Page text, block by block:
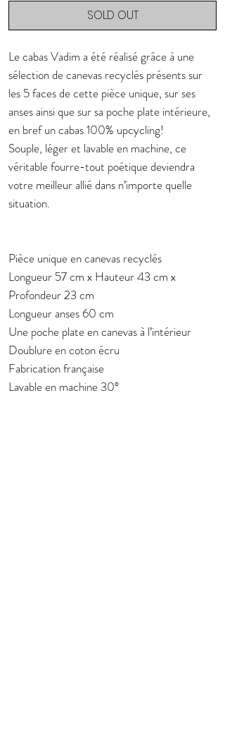
SOLD OUT
Le cabas Vadim a été réalisé grâce à une
sélection de canevas recyclés présents sur
les 5 faces de cette pièce unique, sur ses
anses ainsi que sur sa poche plate intérieure,
en bref un cabas 100% upcycling!
Souple, léger et lavable en machine, ce
véritable fourre-tout poétique deviendra
votre meilleur allié dans n’importe quelle
situation.
Pièce unique en canevas recyclés
Longueur 57 cm x Hauteur 43 cm x
Profondeur 23 cm
Longueur anses 60 cm
Une poche plate en canevas à l’intérieur
Doublure en coton écru
Fabrication française
Lavable en machine 30°